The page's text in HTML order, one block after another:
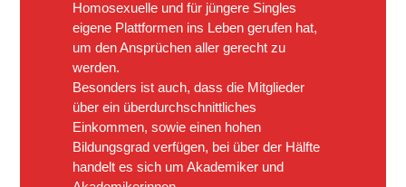
Homosexuelle und für jüngere Singles
eigene Plattformen ins Leben gerufen hat,
um den Ansprüchen aller gerecht zu
werden.
Besonders ist auch, dass die Mitglieder
über ein überdurchschnittliches
Einkommen, sowie einen hohen
Bildungsgrad verfügen, bei über der Hälfte
handelt es sich um Akademiker und